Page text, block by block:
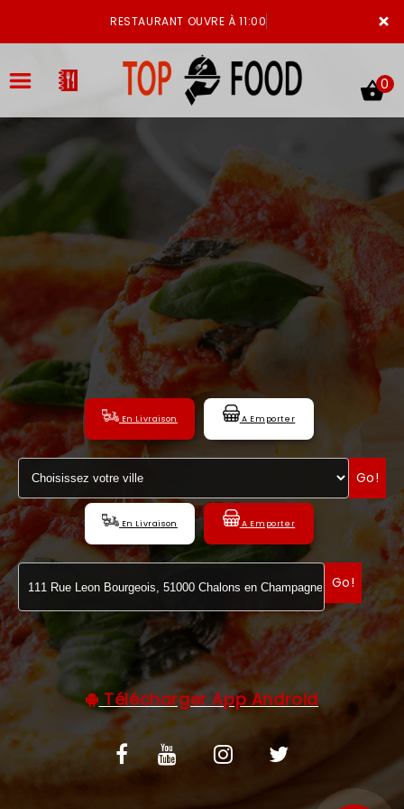
×
RESTAURANT OUVRE À 11:00
LA CARTE
VOTRE COMPTE
NOTRE RESTAURANT
VOS AVIS
MENTIONS LÉGALES
C.G.V
0
En Livraison A Emporter
Go!
En Livraison A Emporter
Go!
Télécharger App Android